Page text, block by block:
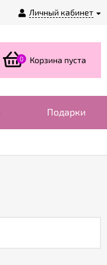
Личный кабинет
0 Корзина пуста
Подарки